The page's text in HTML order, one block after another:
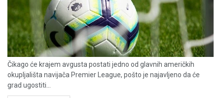
Čikago će krajem avgusta postati jedno od glavnih američkih
okupljališta navijača Premier League, pošto je najavljeno da će
grad ugostiti...